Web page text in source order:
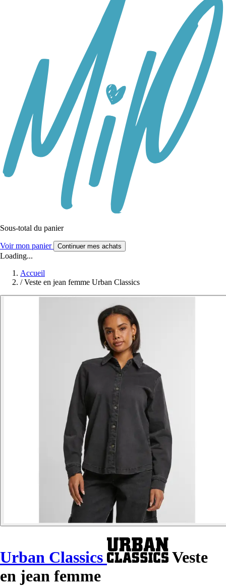
Sous-total du panier
Voir mon panier Continuer mes achats
Loading...
Accueil
/ Veste en jean femme Urban Classics
Urban Classics
Veste
en jean femme